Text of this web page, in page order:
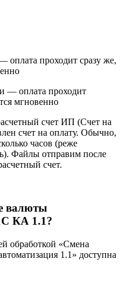
— оплата проходит сразу же,
— оплата проходит
мгновенно
счет ИП (Счет на
счет на оплату. Обычно,
часов (реже
Файлы отправим после
счет.
валюты
КА 1.1?
обработкой «Смена
1.1» доступна